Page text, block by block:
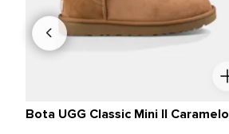
Bota UGG Classic Mini II Caramelo